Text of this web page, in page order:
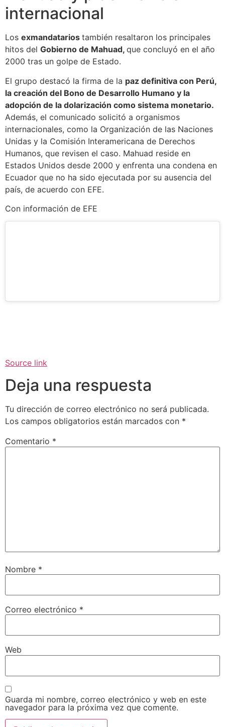
internacional
Los exmandatarios también resaltaron los principales
hitos del Gobierno de Mahuad, que concluyó en el año
2000 tras un golpe de Estado.
El grupo destacó la firma de la paz definitiva con Perú,
la creación del Bono de Desarrollo Humano y la
adopción de la dolarización como sistema monetario.
Además, el comunicado solicitó a organismos
internacionales, como la Organización de las Naciones
Unidas y la Comisión Interamericana de Derechos
Humanos, que revisen el caso. Mahuad reside en
Estados Unidos desde 2000 y enfrenta una condena en
Ecuador que no ha sido ejecutada por su ausencia del
país, de acuerdo con EFE.
Con información de EFE
Source link
Deja una respuesta
Tu dirección de correo electrónico no será publicada.
Los campos obligatorios están marcados con *
Comentario *
Nombre *
Correo electrónico *
Web
Guarda mi nombre, correo electrónico y web en este
navegador para la próxima vez que comente.